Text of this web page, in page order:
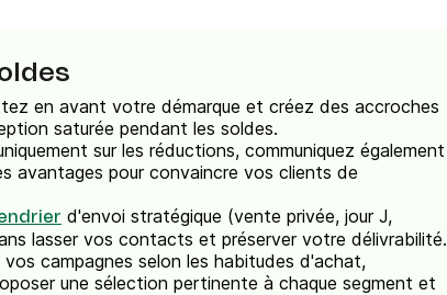
en avant votre démarque et créez des accroches
saturée pendant les soldes.
sur les réductions, communiquez également
avantages pour convaincre vos clients de
d'envoi stratégique (vente privée, jour J,
lasser vos contacts et préserver votre délivrabilité.
vos campagnes selon les habitudes d'achat,
une sélection pertinente à chaque segment et